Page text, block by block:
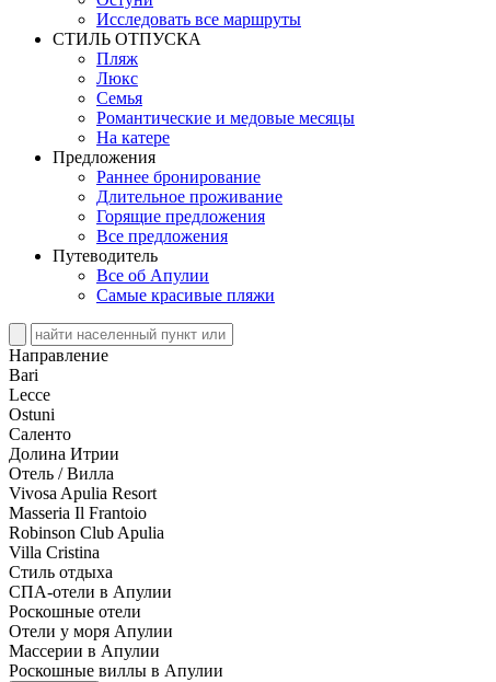
Исследовать все маршруты
СТИЛЬ OТПУСКА
Пляж
Люкс
Семья
Романтические и медовые месяцы
На катере
Предложения
Раннее бронирование
Длительное проживание
Горящие предложения
Все предложения
Путеводитель
Все об Апулии
Самые красивые пляжи
Направление
Bari
Lecce
Ostuni
Саленто
Долина Итрии
Отель / Вилла
Vivosa Apulia Resort
Masseria Il Frantoio
Robinson Club Apulia
Villa Cristina
Стиль отдыха
СПА-отели в Апулии
Роскошные отели
Отели у моря Апулии
Массерии в Апулии
Роскошные виллы в Апулии